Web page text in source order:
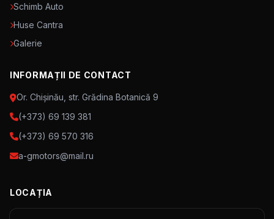
Schimb Auto
Huse Cantra
Galerie
INFORMAȚII DE CONTACT
Or. Chișinău, str. Grădina Botanică 9
(+373) 69 139 381
(+373) 69 570 316
a-gmotors@mail.ru
LOCAȚIA